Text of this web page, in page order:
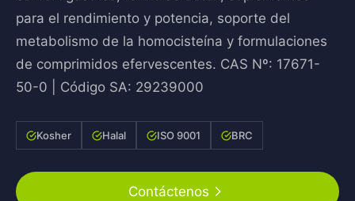
para el rendimiento y potencia, soporte del
metabolismo de la homocisteína y formulaciones
de comprimidos efervescentes. CAS Nº: 17671-
50-0 | Código SA: 29239000
Kosher Halal ISO 9001 BRC
Contáctenos